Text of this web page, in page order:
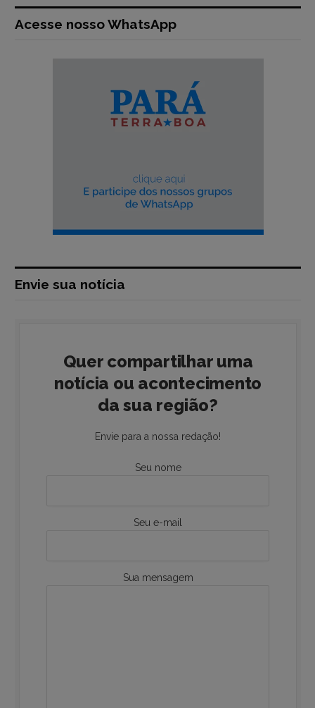
Acesse nosso WhatsApp
Envie sua notícia
Quer compartilhar uma
notícia ou acontecimento
da sua região?
Envie para a nossa redação!
Seu nome
Seu e-mail
Sua mensagem